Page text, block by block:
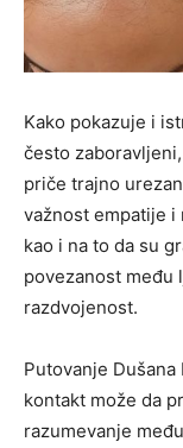
Kako pokazuje i
često
priče trajno
važnost empatije i
kao i na to da su
povezanost među
razdvojenost.
Putovanje
kontakt može da
razumevanje